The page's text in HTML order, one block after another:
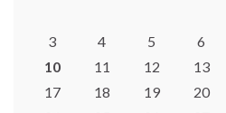
3
4 5 6
10
11 12 13
17
18 19 20